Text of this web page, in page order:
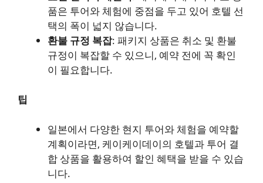
품은 투어와 체험에 중점을 두고 있어 호텔 선
택의 폭이 넓지 않습니다.
환불 규정 복잡: 패키지 상품은 취소 및 환불
규정이 복잡할 수 있으니, 예약 전에 꼭 확인
이 필요합니다.
팁
일본에서 다양한 현지 투어와 체험을 예약할
계획이라면, 케이케이데이의 호텔과 투어 결
합 상품을 활용하여 할인 혜택을 받을 수 있습
니다.